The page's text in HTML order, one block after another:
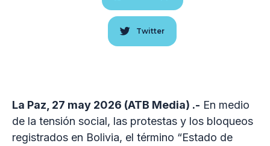
Twitter
La Paz, 27 may 2026 (ATB Media) .- En medio
de la tensión social, las protestas y los bloqueos
registrados en Bolivia, el término “Estado de